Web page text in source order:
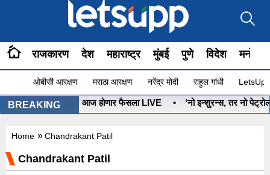
राजकारण देश महाराष्ट्र मुंबई पुणे विदेश
ओबीसी आरक्षण मराठा आरक्षण नरेंद्र मोदी राहुल गांधी
BREAKING
कोणाचा? आज होणार फैसला LIVE • ‘नो इन्शुरन्स, तर नो पेट्रोल’
Home »Chandrakant Patil
Chandrakant Patil